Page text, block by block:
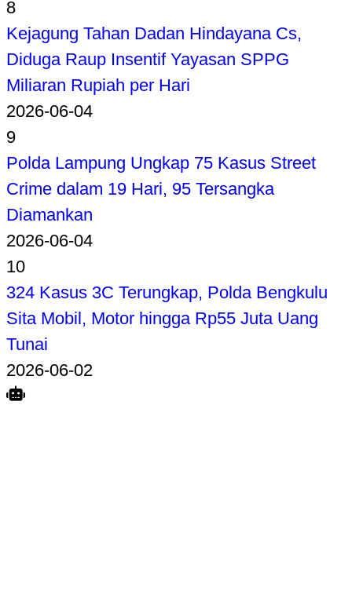
8
Kejagung Tahan Dadan Hindayana Cs,
Diduga Raup Insentif Yayasan SPPG
Miliaran Rupiah per Hari
2026-06-04
9
Polda Lampung Ungkap 75 Kasus Street
Crime dalam 19 Hari, 95 Tersangka
Diamankan
2026-06-04
10
324 Kasus 3C Terungkap, Polda Bengkulu
Sita Mobil, Motor hingga Rp55 Juta Uang
Tunai
2026-06-02